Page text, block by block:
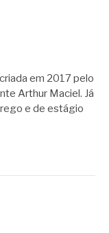
em 2017 pelo
Arthur Maciel. Já
e de estágio